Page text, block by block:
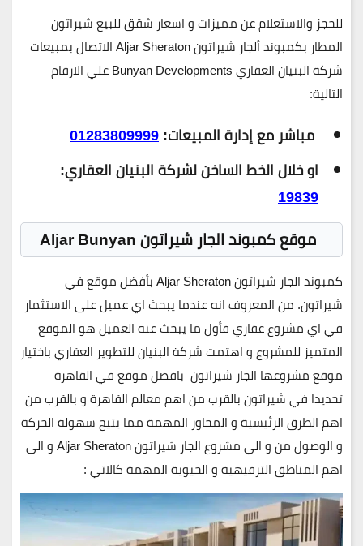
للحجز والاستعلام عن مميزات و اسعار شقق للبيع شيراتون
المطار بكمبوند ألجار شيراتون Aljar Sheraton الاتصال بمبيعات
شركة البنيان العقاري Bunyan Developments علي الارقام
التالية:
مباشر مع إدارة المبيعات:01283809999
او خلال الخط الساخن لشركة البنيان العقاري:
19839
موقع كمبوند الجار شيراتون Aljar Bunyan
كمبوند الجار شيراتون Aljar Sheraton بأفضل موقع في
شيراتون. من المعروف انه عندما يبحث اي عميل على الاستثمار
في اي مشروع عقاري فأول ما يبحث عنه العميل هو الموقع
المتميز للمشروع و اهتمت شركة البنيان للتطوير العقاري باختيار
موقع مشروعها الجار شيراتون بافضل موقع في القاهرة
تحديدا في شيراتون بالقرب من اهم معالم القاهرة و بالقرب من
اهم الطرق الرئيسية و المحاور المهمة مما يتيح سهولة الحركة
و الوصول من و الي مشروع الجار شيراتون Aljar Sheraton و الى
اهم المناطق الترفيهية و الحيوية المهمة كالاتي :